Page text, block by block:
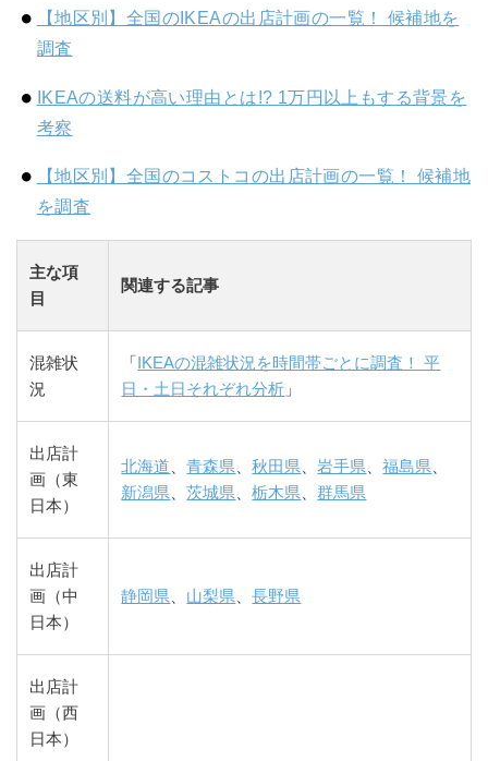
【地区別】全国のIKEAの出店計画の一覧！ 候補地を
調査
IKEAの送料が高い理由とは!? 1万円以上もする背景を
考察
【地区別】全国のコストコの出店計画の一覧！ 候補地
を調査
主な項
目
関連する記事
混雑状
況
「
IKEAの混雑状況を時間帯ごとに調査！ 平
日・土日それぞれ分析 」
出店計
画（東
日本）
北海道 、青森県 、秋田県 、岩手県 、福島県
新潟県 、茨城県 、栃木県 、群馬県
出店計
画（中
日本）
静岡県 山梨県 、長野県
出店計
画（西
日本）